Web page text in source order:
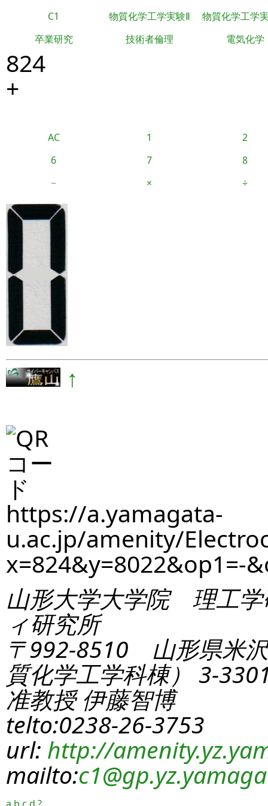
C1 物質化学工学実験Ⅱ
物質化学工学
卒業研究
技術者倫理 電気化学
824
+
AC 1
2
6
7
8
−
× ÷
↑
https://a.yamagata-
u.ac.jp/amenity/
x=824&y=8022&op1=-
山形大学大学院 理工学
ィ研究所
〒992-8510 山形県米
質化学工学科棟） 3-
准教授 伊藤智博
telto:0238-26-3753
url: http://
mailto:c1